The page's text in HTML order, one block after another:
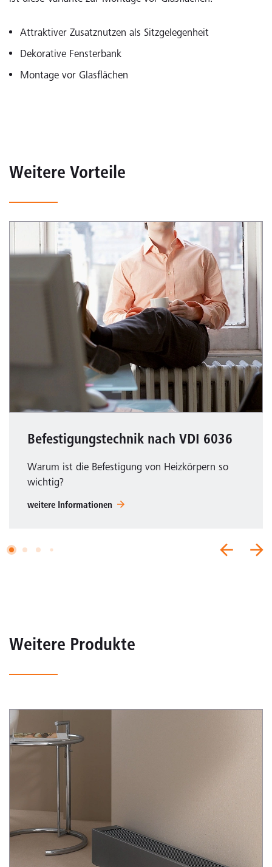
Attraktiver Zusatznutzen als Sitzgelegenheit
Dekorative Fensterbank
Montage vor Glasflächen
Weitere Vorteile
Befestigungstechnik nach VDI 6036
Warum ist die Befestigung von Heizkörpern so
wichtig?
weitere Informationen
Weitere Produkte